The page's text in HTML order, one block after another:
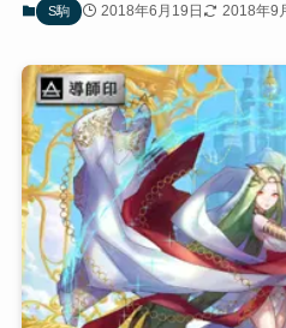
S駒 2018年6月19日 2018年9